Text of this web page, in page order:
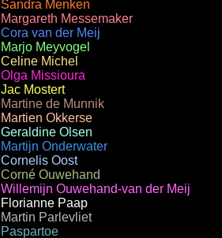
Sandra Menken
Margareth Messemaker
Cora van der Meij
Marjo Meyvogel
Celine Michel
Olga Missioura
Jac Mostert
Martine de Munnik
Martien Okkerse
Geraldine Olsen
Martijn Onderwater
Cornelis Oost
Corné Ouwehand
Willemijn Ouwehand-van der Meij
Florianne Paap
Martin Parlevliet
Paspartoe